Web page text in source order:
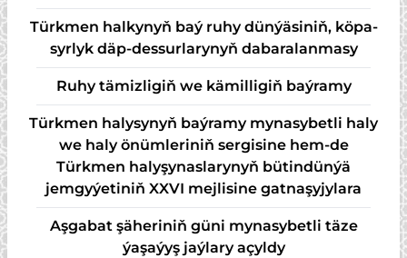
Türk­men hal­ky­nyň baý ru­hy dün­ýä­si­niň, kö­pa­
syr­lyk däp-des­sur­la­ry­nyň da­ba­ra­lan­ma­sy
Ruhy tämizligiň we kämilligiň baýramy
Türkmen halysynyň baýramy mynasybetli haly
we haly önümleriniň sergisine hem-de
Türkmen halyşynaslarynyň bütindünýä
jemgyýetiniň XXVI mejlisine gatnaşyjylara
Aşgabat şäheriniň güni mynasybetli täze
ýaşaýyş jaýlary açyldy